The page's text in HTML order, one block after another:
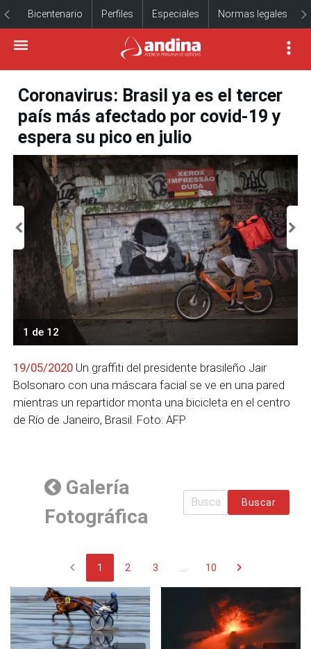
Bicentenario Perfiles Especiales Normas legales
Coronavirus: Brasil ya es el tercer
país más afectado por covid-19 y
espera su pico en julio
1 de 12
19/05/2020 Un graffiti del presidente brasileño Jair
Bolsonaro con una máscara facial se ve en una pared
mientras un repartidor monta una bicicleta en el centro
de Río de Janeiro, Brasil. Foto: AFP
Galería
Fotográfica
Buscar
chevron_left 1 2 3 10 chevron_right